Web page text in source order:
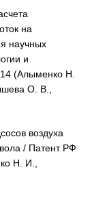
на
научных
и
(Алыменко Н.
О. В.,
воздуха
/ Патент РФ
Н. И.,